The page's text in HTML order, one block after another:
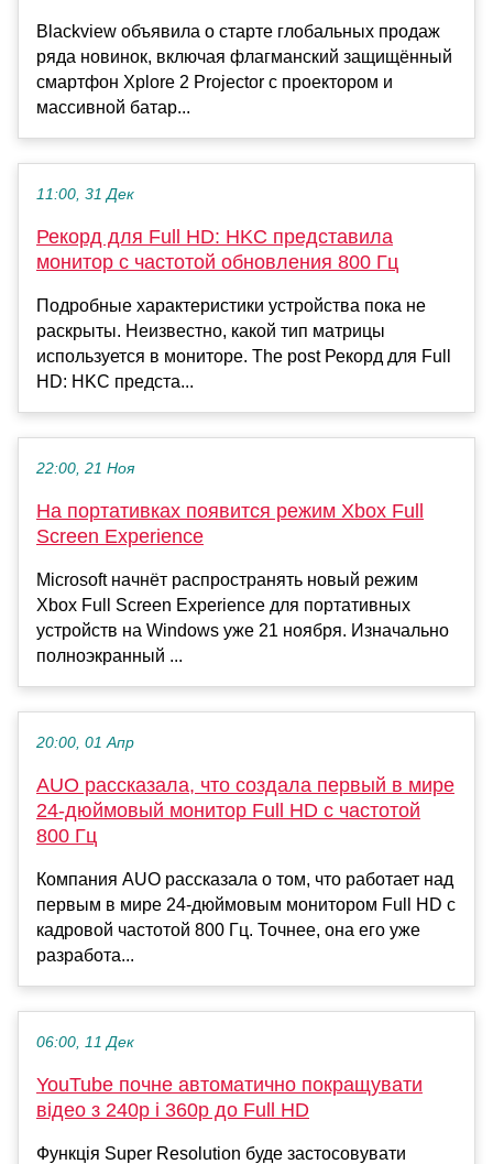
Blackview объявила о старте глобальных продаж
ряда новинок, включая флагманский защищённый
смартфон Xplore 2 Projector с проектором и
массивной батар...
11:00, 31 Дек
Рекорд для Full HD: HKC представила
монитор с частотой обновления 800 Гц
Подробные характеристики устройства пока не
раскрыты. Неизвестно, какой тип матрицы
используется в мониторе. The post Рекорд для Full
HD: HKC предста...
22:00, 21 Ноя
На портативках появится режим Xbox Full
Screen Experience
Microsoft начнёт распространять новый режим
Xbox Full Screen Experience для портативных
устройств на Windows уже 21 ноября. Изначально
полноэкранный ...
20:00, 01 Апр
AUO рассказала, что создала первый в мире
24-дюймовый монитор Full HD с частотой
800 Гц
Компания AUO рассказала о том, что работает над
первым в мире 24-дюймовым монитором Full HD с
кадровой частотой 800 Гц. Точнее, она его уже
разработа...
06:00, 11 Дек
YouTube почне автоматично покращувати
відео з 240p і 360p до Full HD
Функція Super Resolution буде застосовувати